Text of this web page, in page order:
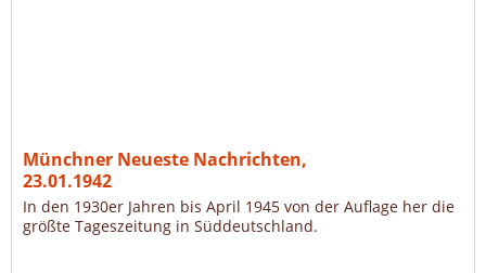
Münchner Neueste Nachrichten,
23.01.1942
In den 1930er Jahren bis April 1945 von der Auflage her die
größte Tageszeitung in Süddeutschland.